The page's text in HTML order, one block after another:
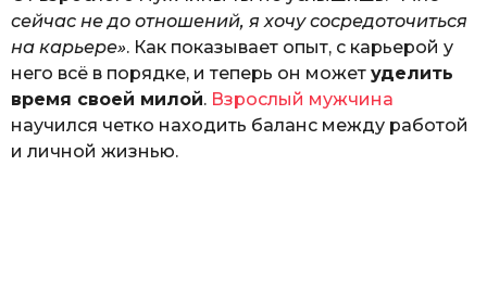
сейчас не до отношений, я хочу сосредоточиться
на карьере». Как показывает опыт, с карьерой у
него всё в порядке, и теперь он может уделить
время своей милой. Взрослый мужчина
научился четко находить баланс между работой
и личной жизнью.